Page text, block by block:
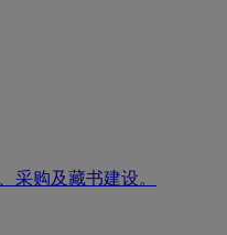
采购及藏书建设。